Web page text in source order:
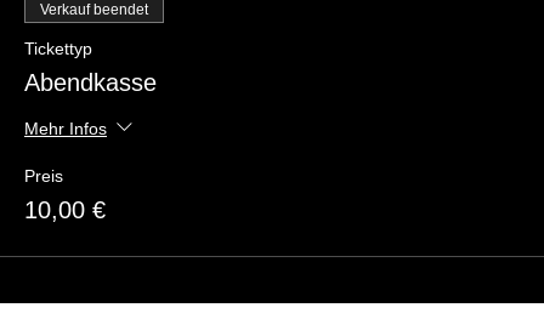
Verkauf beendet
Tickettyp
Abendkasse
Mehr Infos
Preis
10,00 €